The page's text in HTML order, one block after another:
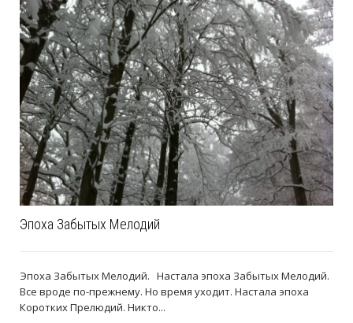
Эпоха Забытых Мелодий
Эпоха Забытых Мелодий. Настала эпоха Забытых Мелодий.
Все вроде по-прежнему. Но время уходит. Настала эпоха
Коротких Прелюдий. Никто...